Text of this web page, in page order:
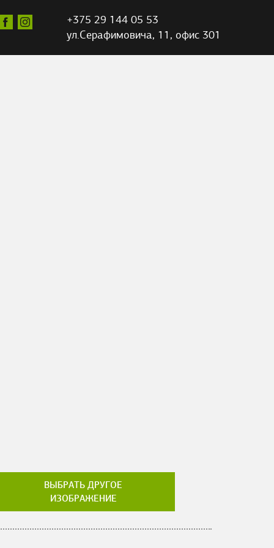
+375 29 144 05 53
ул.Серафимовича, 11, офис 301
ВЫБРАТЬ ДРУГОЕ
ИЗОБРАЖЕНИЕ